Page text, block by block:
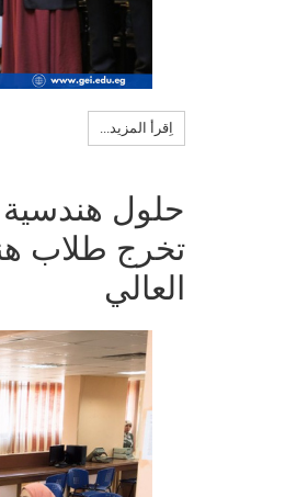
اِقرأ المزيد...
حلول هندسية
تخرج طلاب
العالي